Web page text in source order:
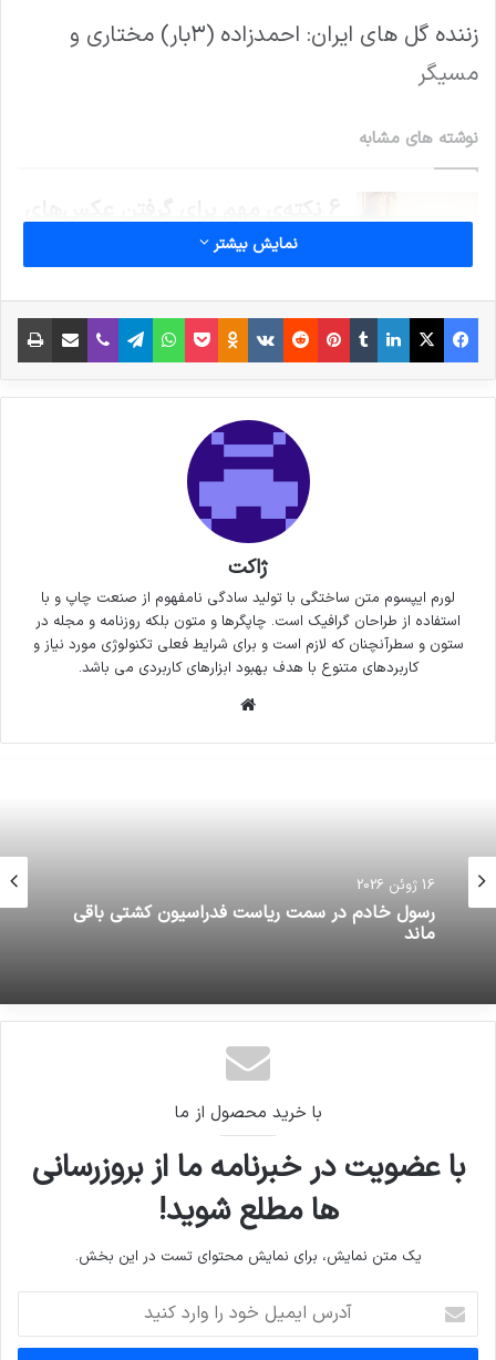
زننده گل های ایران: احمدزاده (۳بار) مختاری و
مسیگر
نوشته های مشابه
جذاب‌تر در سفر
خداحافظی زود هنگام بازیکن تیم
ملی فوتسال از دنیای بازی
30 سپتامبر 2021
?? ایران بر سکوی سوم جهان ایستاد ??
نمایش بیشتر
فیس بوک X لینکدین
‫تامبلر‫پین‌ترست
‫رددیت‫VKontakte
‫Odnoklassniki
پاکتواتس آپ تلگراموایبر اشتراک گذاری از طریق ایمیل
ژاکت
لورم ایپسوم متن ساختگی با تولید سادگی نامفهوم از صنعت چاپ و با
استفاده از طراحان گرافیک است. چاپگرها و متون بلکه روزنامه و مجله در
ستون و سطرآنچنان که لازم است و برای شرایط فعلی تکنولوژی مورد نیاز و
کاربردهای متنوع با هدف بهبود ابزارهای کاربردی می باشد.
16 ژوئن 2026
رسول خادم در سمت ریاست فدراسیون کشتی باقی
16 ژوئن 2026
بیانیه رئیس جمهور در پی گزارش تیم تحقیقاتی
با خرید محصول از ما
با عضویت در خبرنامه ما از بروزرسانی
ها مطلع شوید!
یک متن نمایش، برای نمایش محتوای تست در این بخش.
ایمیل
خود